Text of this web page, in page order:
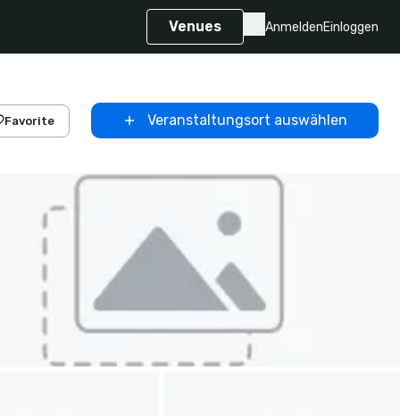
Venues AnmeldenEinloggen
Favorite Veranstaltungsort auswählen